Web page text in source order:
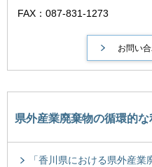
FAX：087-831-1273
県外産業廃棄物の循環的
「香川県における県外産